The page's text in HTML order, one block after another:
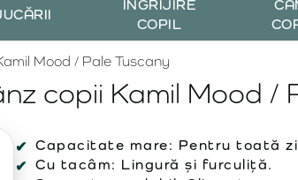
ÎNGRIJIRE
COPIL
copii Kamil Mood /
Mood / Pale Tuscany
Capacitate mare: Pentru toată
Cu tacâm: Lingură și furculiță.